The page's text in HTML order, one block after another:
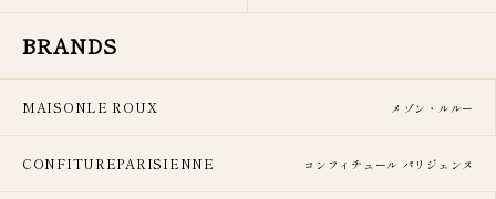
BRANDS
MAISONLE ROUX メゾン・ルルー
CONFITUREPARISIENNE コンフィチュール パリジェンヌ